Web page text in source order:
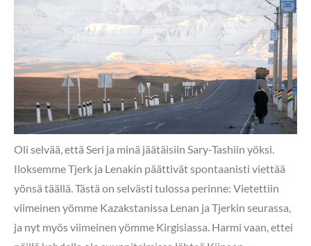
Oli selvää, että Seri ja minä jäätäisiin Sary-Tashiin yöksi.
Iloksemme Tjerk ja Lenakin päättivät spontaanisti viettää
yönsä täällä. Tästä on selvästi tulossa perinne: Vietettiin
viimeinen yömme Kazakstanissa Lenan ja Tjerkin seurassa,
ja nyt myös viimeinen yömme Kirgisiassa. Harmi vaan, ettei